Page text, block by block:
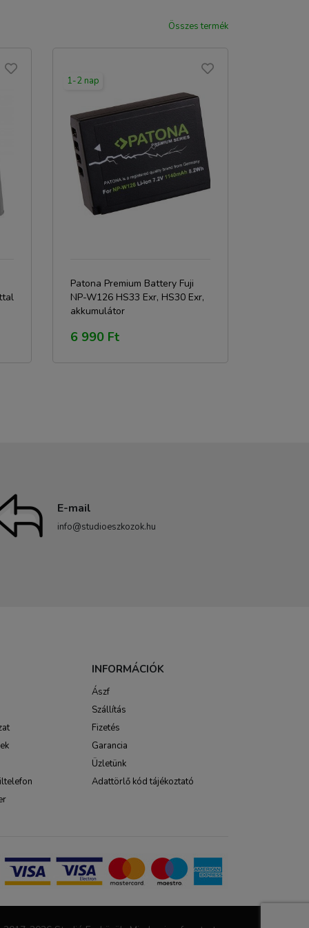
Összes termék
1-2 nap
Patona Premium Battery Fuji
NP-W126 HS33 Exr, HS30 Exr,
akkumulátor
6 990 Ft
E-mail
info@studioeszkozok.hu
INFORMÁCIÓK
Ászf
Szállítás
Fizetés
Garancia
Üzletünk
Adattörlő kód tájékoztató